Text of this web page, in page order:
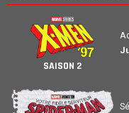
SAISON 2